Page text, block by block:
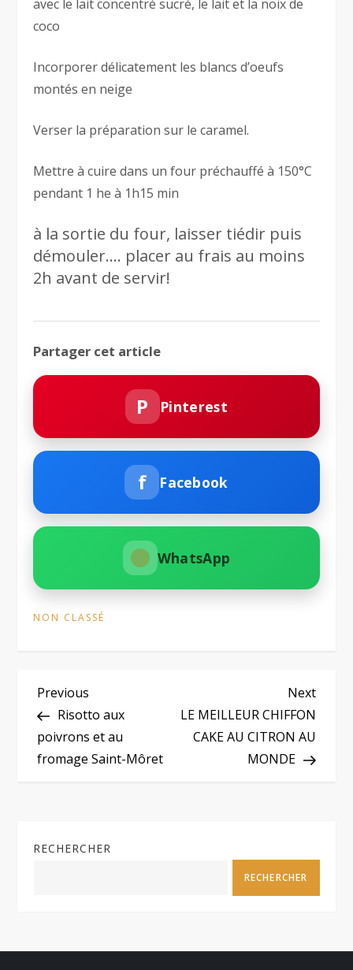
avec le lait concentré sucré, le lait et la noix de
coco
Incorporer délicatement les blancs d’oeufs
montés en neige
Verser la préparation sur le caramel.
Mettre à cuire dans un four préchauffé à 150°C
pendant 1 he à 1h15 min
à la sortie du four, laisser tiédir puis
démouler…. placer au frais au moins
2h avant de servir!
Partager cet article
P Pinterest
f Facebook
WhatsApp
NON CLASSÉ
N
a
v
g
i
Previous
Post
Previous
Risotto aux
poivrons et au
fromage Saint-Môret
Next
Next
LE MEILLEUR CHIFFON
CAKE AU CITRON AU
MONDE
RECHERCHER
RECHERCHER